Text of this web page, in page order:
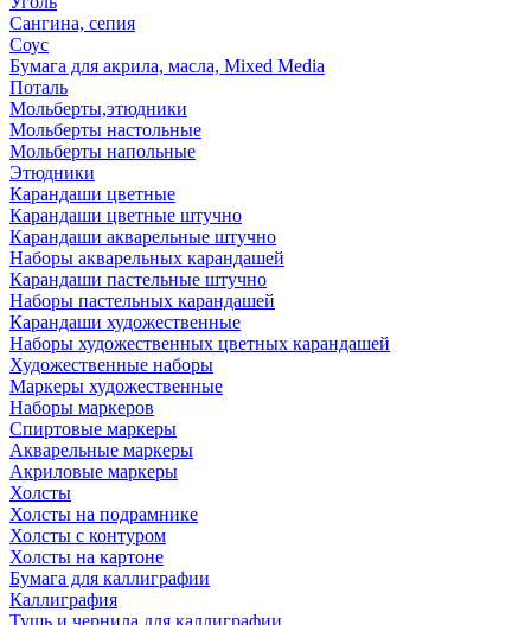
Сангина, сепия
Соус
Бумага для акрила, масла, Mixed Media
Поталь
Мольберты,этюдники
Мольберты настольные
Мольберты напольные
Этюдники
Карандаши цветные
Карандаши цветные штучно
Карандаши акварельные штучно
Наборы акварельных карандашей
Карандаши пастельные штучно
Наборы пастельных карандашей
Карандаши художественные
Наборы художественных цветных карандашей
Художественные наборы
Маркеры художественные
Наборы маркеров
Спиртовые маркеры
Акварельные маркеры
Акриловые маркеры
Холсты
Холсты на подрамнике
Холсты с контуром
Холсты на картоне
Бумага для каллиграфии
Каллиграфия
Тушь и чернила для каллиграфии